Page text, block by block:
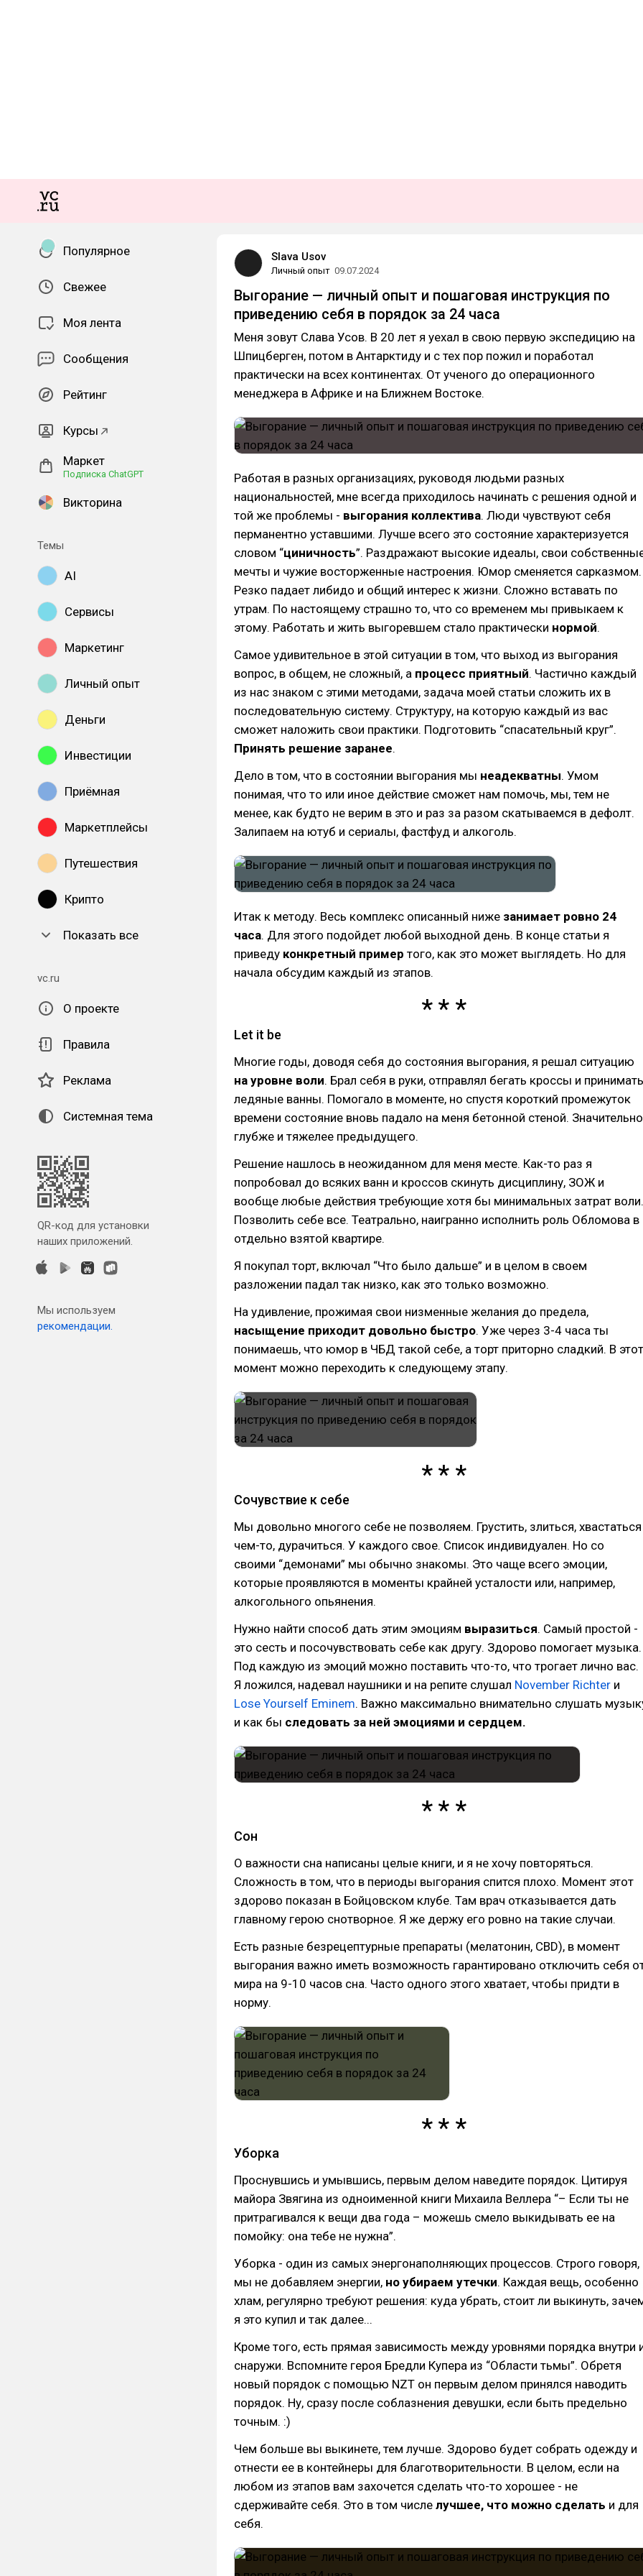
Популярное
Свежее
Моя лента
Сообщения
Рейтинг
Курсы
Маркет
Подписка ChatGPT
Викторина
Темы
AI
Сервисы
Маркетинг
Личный опыт
Деньги
Инвестиции
Приёмная
Маркетплейсы
Путешествия
Крипто
Показать все
vc.ru
О проекте
Правила
Реклама
Системная тема
QR-код для установки
наших приложений.
Мы используем
рекомендации.
Slava Usov
Личный опыт 09.07.2024
Выгорание — личный опыт и пошаговая инструкция по
приведению себя в порядок за 24 часа
Меня зовут Слава Усов. В 20 лет я уехал в свою первую экспедицию на
Шпицберген, потом в Антарктиду и с тех пор пожил и поработал
практически на всех континентах. От ученого до операционного
менеджера в Африке и на Ближнем Востоке.
Работая в разных организациях, руководя людьми разных
национальностей, мне всегда приходилось начинать с решения одной и
той же проблемы - выгорания коллектива. Люди чувствуют себя
перманентно уставшими. Лучше всего это состояние характеризуется
словом “циничность”. Раздражают высокие идеалы, свои
мечты и чужие восторженные настроения. Юмор сменяется сарказмом.
Резко падает либидо и общий интерес к жизни. Сложно вставать по
утрам. По настоящему страшно то, что со временем мы привыкаем к
этому. Работать и жить выгоревшем стало практически нормой.
Самое удивительное в этой ситуации в том, что выход из выгорания
вопрос, в общем, не сложный, а процесс приятный. Частично каждый
из нас знаком с этими методами, задача моей статьи сложить их в
последовательную систему. Структуру, на которую каждый из вас
сможет наложить свои практики. Подготовить “спасательный круг”.
Принять решение заранее.
Дело в том, что в состоянии выгорания мы неадекватны. Умом
понимая, что то или иное действие сможет нам помочь, мы, тем не
менее, как будто не верим в это и раз за разом скатываемся в дефолт.
Залипаем на ютуб и сериалы, фастфуд и алкоголь.
Итак к методу. Весь комплекс описанный ниже занимает ровно 24
часа. Для этого подойдет любой выходной день. В конце статьи я
приведу конкретный пример того, как это может выглядеть. Но для
начала обсудим каждый из этапов.
Let it be
Многие годы, доводя себя до состояния выгорания, я решал ситуацию
на уровне воли. Брал себя в руки, отправлял бегать кроссы и принимать
ледяные ванны. Помогало в моменте, но спустя короткий промежуток
времени состояние вновь падало на меня бетонной стеной. Значительно
глубже и тяжелее предыдущего.
Решение нашлось в неожиданном для меня месте. Как-то раз я
попробовал до всяких ванн и кроссов скинуть дисциплину, ЗОЖ и
вообще любые действия требующие хотя бы минимальных затрат воли.
Позволить себе все. Театрально, наигранно исполнить роль Обломова в
отдельно взятой квартире.
Я покупал торт, включал “Что было дальше” и в целом в своем
разложении падал так низко, как это только возможно.
На удивление, прожимая свои низменные желания до предела,
насыщение приходит довольно быстро. Уже через 3-4 часа ты
понимаешь, что юмор в ЧБД такой себе, а торт приторно сладкий. В этот
момент можно переходить к следующему этапу.
Сочувствие к себе
Мы довольно многого себе не позволяем. Грустить, злиться, хвастаться
чем-то, дурачиться. У каждого свое. Список индивидуален. Но со
своими “демонами” мы обычно знакомы. Это чаще всего эмоции,
которые проявляются в моменты крайней усталости или, например,
алкогольного опьянения.
Нужно найти способ дать этим эмоциям выразиться. Самый простой -
это сесть и посочувствовать себе как другу. Здорово помогает музыка.
Под каждую из эмоций можно поставить что-то, что трогает лично вас.
Я ложился, надевал наушники и на репите слушал November Richter и
Lose Yourself Eminem. Важно максимально внимательно слушать
и как бы следовать за ней эмоциями и сердцем.
Сон
О важности сна написаны целые книги, и я не хочу повторяться.
Сложность в том, что в периоды выгорания спится плохо. Момент этот
здорово показан в Бойцовском клубе. Там врач отказывается дать
главному герою снотворное. Я же держу его ровно на такие случаи.
Есть разные безрецептурные препараты (мелатонин, CBD), в момент
выгорания важно иметь возможность гарантировано отключить себя
мира на 9-10 часов сна. Часто одного этого хватает, чтобы придти в
норму.
Уборка
Проснувшись и умывшись, первым делом наведите порядок. Цитируя
майора Звягина из одноименной книги Михаила Веллера “– Если ты не
притрагивался к вещи два года – можешь смело выкидывать ее на
помойку: она тебе не нужна”.
Уборка - один из самых энергонаполняющих процессов. Строго говоря,
мы не добавляем энергии, но убираем утечки. Каждая вещь, особенно
хлам, регулярно требуют решения: куда убрать, стоит ли выкинуть,
я это купил и так далее...
Кроме того, есть прямая зависимость между уровнями порядка внутри
снаружи. Вспомните героя Бредли Купера из “Области тьмы”. Обретя
новый порядок с помощью NZT он первым делом принялся наводить
порядок. Ну, сразу после соблазнения девушки, если быть предельно
точным. :)
Чем больше вы выкинете, тем лучше. Здорово будет собрать одежду и
отнести ее в контейнеры для благотворительности. В целом, если на
любом из этапов вам захочется сделать что-то хорошее - не
сдерживайте себя. Это в том числе лучшее, что можно сделать и для
себя.